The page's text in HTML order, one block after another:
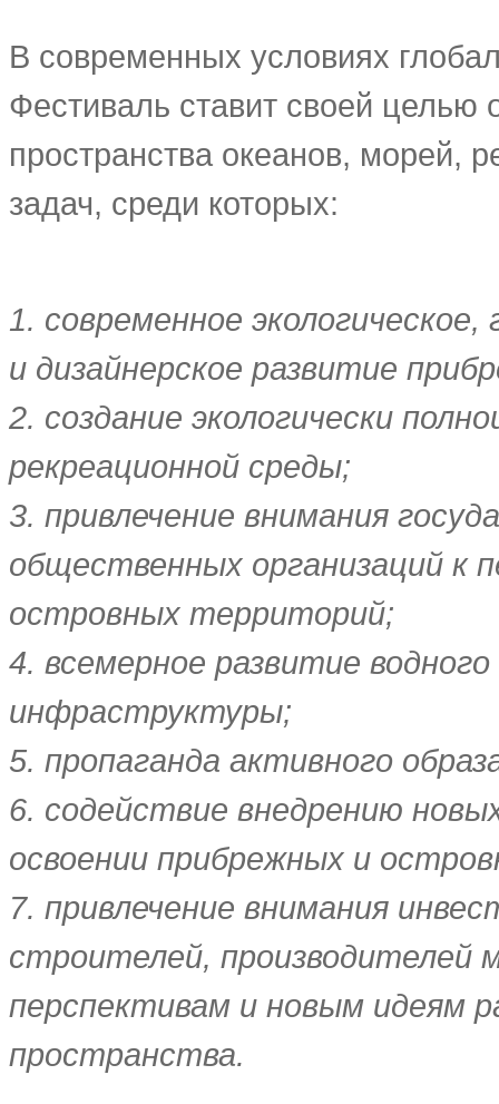
В современных условиях
Фестиваль ставит своей
пространства океанов, морей,
задач, среди которых:
1. современное
и дизайнерское развитие
2. создание экологически
рекреационной среды;
3. привлечение внимания
общественных организаций к
островных территорий;
4. всемерное развитие
инфраструктуры;
5. пропаганда активного
6. содействие внедрению
освоении прибрежных и
7. привлечение внимания
строителей, производителей
перспективам и новым идеям
пространства.